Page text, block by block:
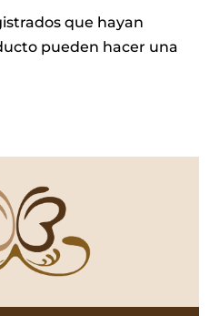
que hayan
pueden hacer una